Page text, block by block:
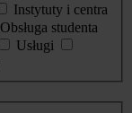
Instytuty i centra
Obsługa studenta
Usługi